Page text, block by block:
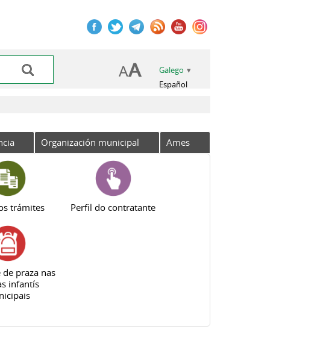
Galego
Español
Organización municipal Ames
trámites Perfil do contratante
praza nas
infantís